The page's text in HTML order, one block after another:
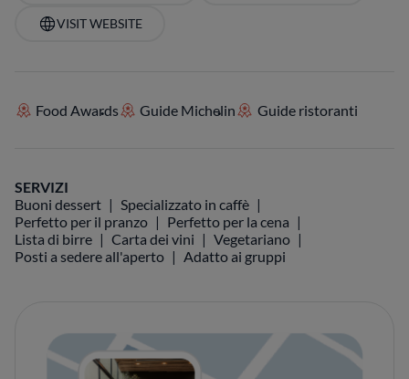
VISIT WEBSITE
Food Awards Guide Michelin Guide ristoranti
SERVIZI
Buoni dessert
Specializzato in caffè
Perfetto per il pranzo
Perfetto per la cena
Lista di birre
Carta dei vini
Vegetariano
Posti a sedere all'aperto
Adatto ai gruppi